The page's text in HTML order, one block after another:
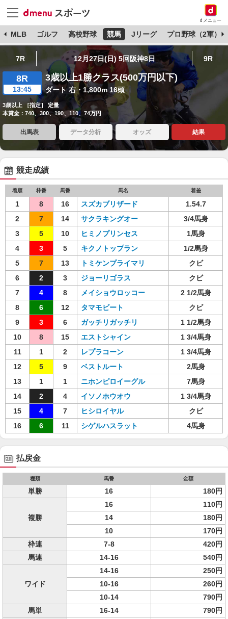
dメニュー
MLB ゴルフ 高校野球 競馬 Jリーグ プロ野球（2軍）
7R 12月27日(日) 5回阪神8日 9R
8R
13:45
3歳以上1勝クラス(500万円以下)
ダート 右・1,800m 16頭
3歳以上 ［指定］ 定量
本賞金：740、300、190、110、74万円
出馬表 データ分析 オッズ 結果
競走成績
着順 枠番 馬番 馬名 着差
1 8 16 スズカブリザード
1.54.7
2
7 14 サクラキングオー
3/4馬身
3
5 10 ヒミノプリンセス
1馬身
4
3 5 キクノトップラン
1/2馬身
5
7 13 トミケンプライマリ
クビ
6
2 3 ジョーリゴラス
クビ
7
4 8 メイショウロッコー
2 1/2馬身
8
6 12 タマモビート
クビ
9
3 6 ガッチリガッチリ
1 1/2馬身
10
8 15 エストシャイン
1 3/4馬身
11
1 2 レプラコーン
1 3/4馬身
12
5 9 ベストルート
2馬身
13
1 1 ニホンピロイーグル
7馬身
14
2 4 イソノホウオウ
1 3/4馬身
15
4 7 ヒシロイヤル
クビ
16
6 11 シゲルハスラット 4馬身
払戻金
種類 馬番 金額
単勝 16 180円
複勝
16
110円
14
180円
10
170円
枠連
7-8
420円
馬連
14-16 540円
ワイド
14-16
250円
10-16
260円
10-14
790円
馬単
16-14
790円